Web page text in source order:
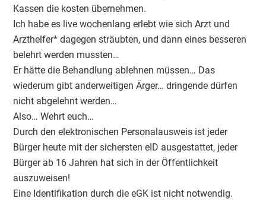
Kassen die kosten übernehmen.
Ich habe es live wochenlang erlebt wie sich Arzt und
Arzthelfer* dagegen sträubten, und dann eines besseren
belehrt werden mussten…
Er hätte die Behandlung ablehnen müssen… Das
wiederum gibt anderweitigen Ärger… dringende dürfen
nicht abgelehnt werden…
Also… Wehrt euch…
Durch den elektronischen Personalausweis ist jeder
Bürger heute mit der sichersten eID ausgestattet, jeder
Bürger ab 16 Jahren hat sich in der Öffentlichkeit
auszuweisen!
Eine Identifikation durch die eGK ist nicht notwendig.